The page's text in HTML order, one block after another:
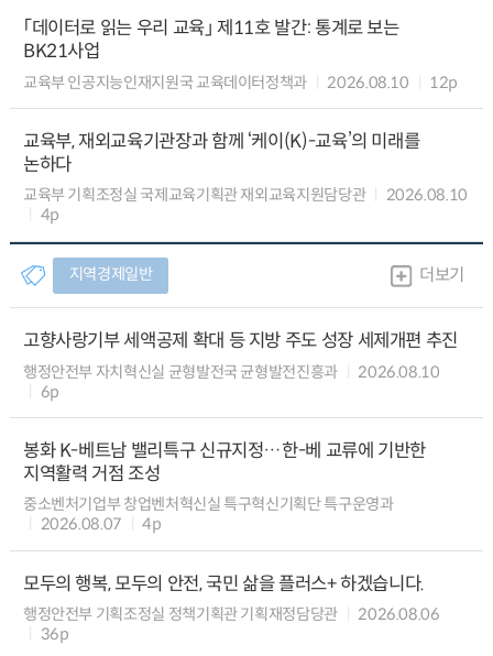
「데이터로 읽는 우리 교육」 제11호 발간: 통계로 보는
BK21사업
교육부 인공지능인재지원국 교육데이터정책과 2026.08.10 12p
교육부, 재외교육기관장과 함께 ‘케이(K)-교육’의 미래를
논하다
교육부 기획조정실 국제교육기획관 재외교육지원담당관
2026.08.10
4p
지역경제일반 더보기
고향사랑기부 세액공제 확대 등 지방 주도 성장 세제개편 추진
행정안전부 자치혁신실 균형발전국 균형발전진흥과
2026.08.10
6p
봉화 K-베트남 밸리특구 신규지정…한-베 교류에 기반한
지역활력 거점 조성
중소벤처기업부 창업벤처혁신실 특구혁신기획단 특구운영과
2026.08.07
4p
모두의 행복, 모두의 안전, 국민 삶을 플러스+ 하겠습니다.
행정안전부 기획조정실 정책기획관 기획재정담당관
2026.08.06
36p